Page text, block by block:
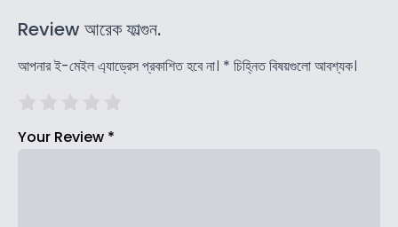
Review আরেক ফাল্গুন.
আপনার ই-মেইল এ্যাড্রেস প্রকাশিত হবে না। * চিহ্নিত বিষয়গুলো আবশ্যক।
Your Review *